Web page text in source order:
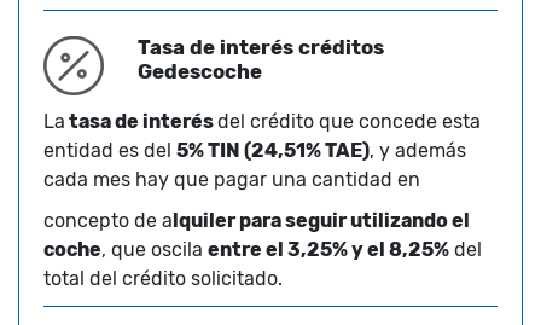
Tasa de interés créditos
Gedescoche
La tasa de interésdel crédito que concede esta
entidad es del 5% TIN (24,51% TAE), y además
cada mes hay que pagar una cantidad en
concepto de a lquiler para seguir utilizando el
coche, que oscila entre el 3,25% y el 8,25% del
total del crédito solicitado.